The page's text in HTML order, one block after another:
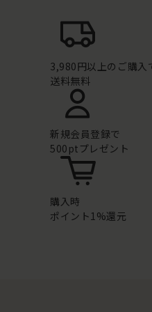
3,980円以上のご購入
送料無料
新規会員登録で
500ptプレゼント
購入時
ポイント1%還元